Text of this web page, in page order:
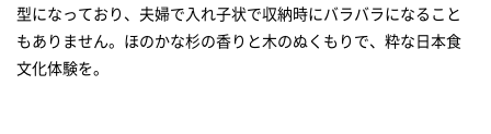
型になっており、夫婦で入れ子状で収納時にバラバラになること
もありません。ほのかな杉の香りと木のぬくもりで、粋な日本食
文化体験を。